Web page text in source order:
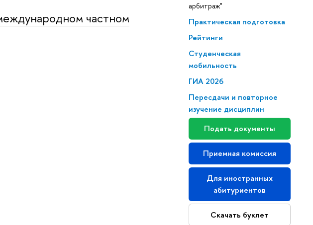
арбитраж"
Практическая подготовка
Рейтинги
Студенческая
мобильность
ГИА 2026
Пересдачи и повторное
изучение дисциплин
Подать документы
Приемная комиссия
Для иностранных
абитуриентов
Скачать буклет
частном